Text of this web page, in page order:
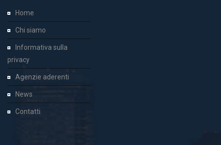
Home
Chi siamo
Informativa sulla
privacy
Agenzie aderenti
News
Contatti